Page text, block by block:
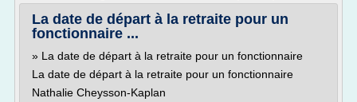
La date de départ à la retraite pour un
fonctionnaire ...
» La date de départ à la retraite pour un fonctionnaire
La date de départ à la retraite pour un fonctionnaire
Nathalie Cheysson-Kaplan